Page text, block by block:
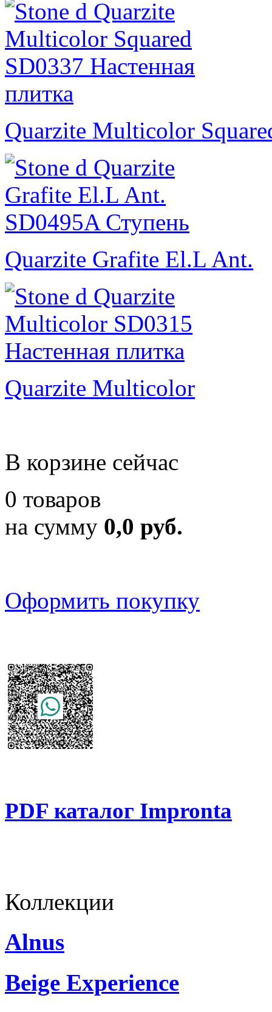
Quarzite Multicolor
Quarzite Grafite El.L Ant.
Quarzite Multicolor
В корзине сейчас
0 товаров
на сумму 0,0 руб.
Оформить покупку
PDF каталог Impronta
Коллекции
Alnus
Beige Experience